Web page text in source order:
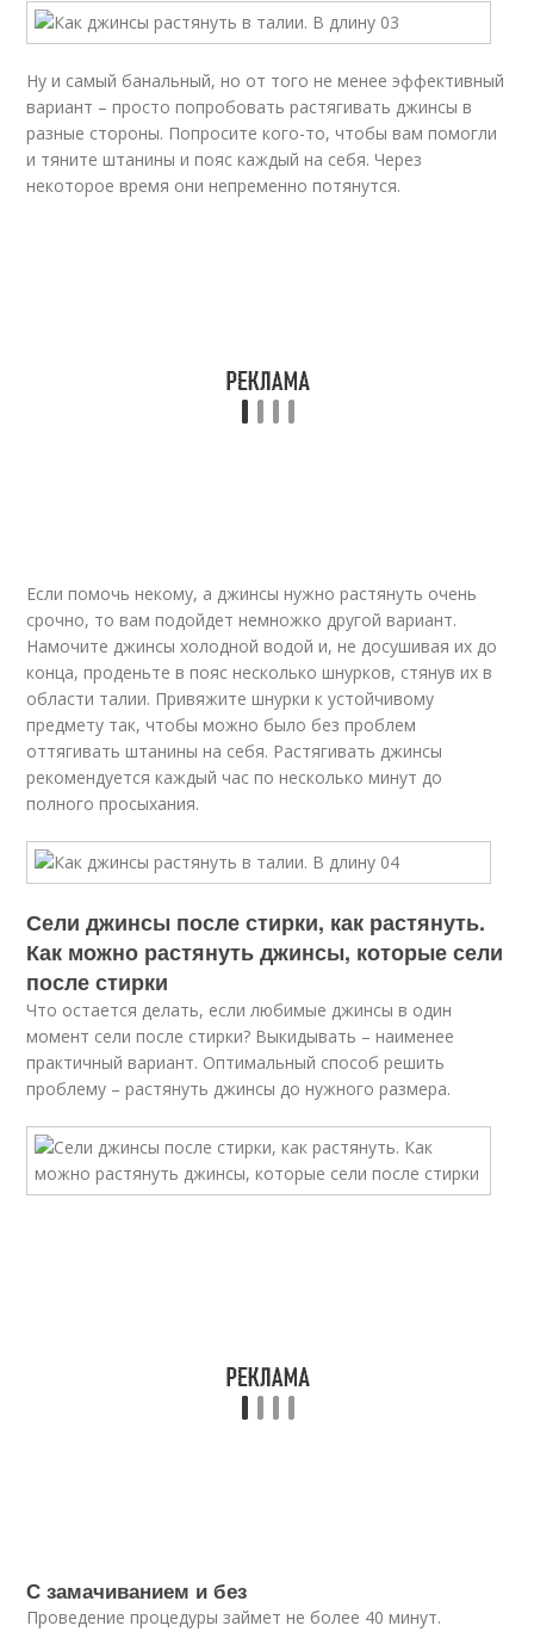
Ну и самый банальный, но от того не менее эффективный
вариант – просто попробовать растягивать джинсы в
разные стороны. Попросите кого-то, чтобы вам помогли
и тяните штанины и пояс каждый на себя. Через
некоторое время они непременно потянутся.
Если помочь некому, а джинсы нужно растянуть очень
срочно, то вам подойдет немножко другой вариант.
Намочите джинсы холодной водой и, не досушивая их до
конца, проденьте в пояс несколько шнурков, стянув их в
области талии. Привяжите шнурки к устойчивому
предмету так, чтобы можно было без проблем
оттягивать штанины на себя. Растягивать джинсы
рекомендуется каждый час по несколько минут до
полного просыхания.
Сели джинсы после стирки, как растянуть.
Как можно растянуть джинсы, которые сели
после стирки
Что остается делать, если любимые джинсы в один
момент сели после стирки? Выкидывать – наименее
практичный вариант. Оптимальный способ решить
проблему – растянуть джинсы до нужного размера.
С замачиванием и без
Проведение процедуры займет не более 40 минут.